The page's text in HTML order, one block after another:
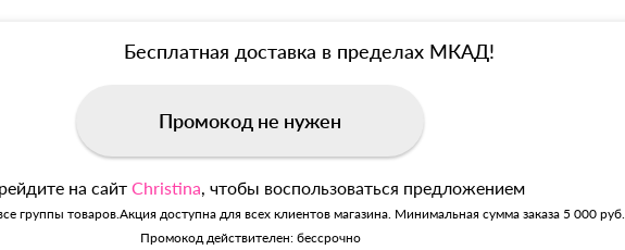
Бесплатная доставка в пределах МКАД!
Промокод не нужен
на сайт Christina, чтобы воспользоваться предложением
группы товаров.Акция доступна для всех клиентов магазина. Минимальная сумма заказа 5 000 руб.
Промокод действителен: бессрочно